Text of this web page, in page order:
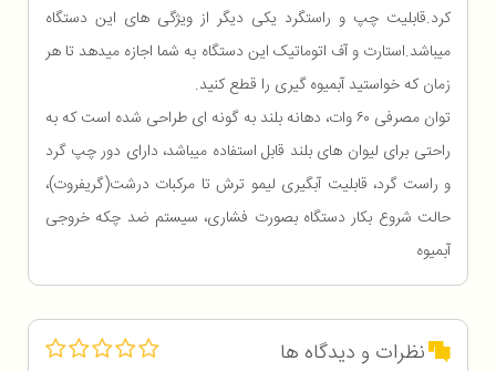
کرد.قابلیت چپ و راستگرد یکی دیگر از ویژگی های این دستگاه
میباشد.استارت و آف اتوماتیک این دستگاه به شما اجازه میدهد تا هر
زمان که خواستید آبمیوه گیری را قطع کنید.
توان مصرفی ۶۰ وات، دهانه بلند به گونه ای طراحی شده است که به
راحتی برای لیوان های بلند قابل استفاده میباشد، دارای دور چپ گرد
و راست گرد، قابلیت آبگیری لیمو ترش تا مرکبات درشت(گریفروت)،
حالت شروع بکار دستگاه بصورت فشاری، سیستم ضد چکه خروجی
آبمیوه
نظرات و دیدگاه ها